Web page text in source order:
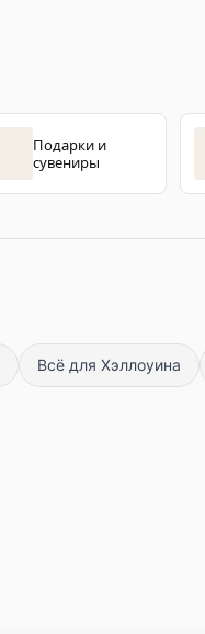
Подарки и
сувениры
Всё для Хэллоуина